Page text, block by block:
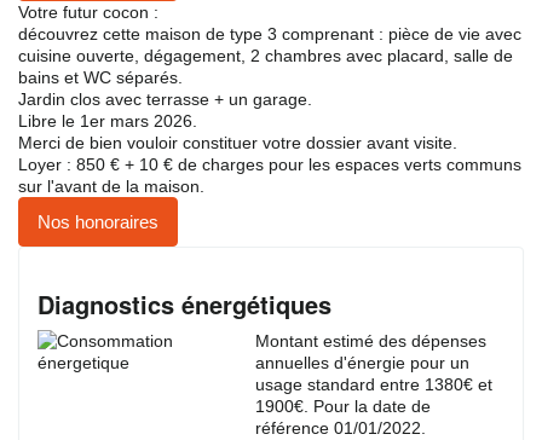
Votre futur cocon :
découvrez cette maison de type 3 comprenant : pièce de vie avec
cuisine ouverte, dégagement, 2 chambres avec placard, salle de
bains et WC séparés.
Jardin clos avec terrasse + un garage.
Libre le 1er mars 2026.
Merci de bien vouloir constituer votre dossier avant visite.
Loyer : 850 € + 10 € de charges pour les espaces verts communs
sur l'avant de la maison.
Nos honoraires
Diagnostics énergétiques
Montant estimé des dépenses
annuelles d'énergie pour un
usage standard entre 1380€ et
1900€. Pour la date de
référence 01/01/2022.